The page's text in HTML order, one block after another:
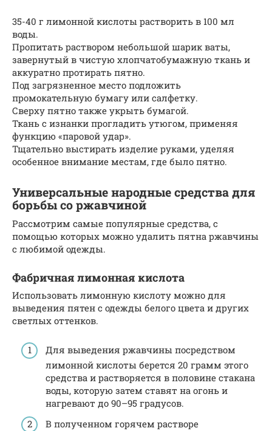
35-40 г лимонной кислоты растворить в 100 мл
воды.
Пропитать раствором небольшой шарик ваты,
завернутый в чистую хлопчатобумажную ткань и
аккуратно протирать пятно.
Под загрязненное место подложить
промокательную бумагу или салфетку.
Сверху пятно также укрыть бумагой.
Ткань с изнанки прогладить утюгом, применяя
функцию «паровой удар».
Тщательно выстирать изделие руками, уделяя
особенное внимание местам, где было пятно.
Универсальные народные средства для
борьбы со ржавчиной
Рассмотрим самые популярные средства, с
помощью которых можно удалить пятна ржавчины
с любимой одежды.
Фабричная лимонная кислота
Использовать лимонную кислоту можно для
выведения пятен с одежды белого цвета и других
светлых оттенков.
Для выведения ржавчины посредством
лимонной кислоты берется 20 грамм этого
средства и растворяется в половине стакана
воды, которую затем ставят на огонь и
нагревают до 90–95 градусов.
В полученном горячем растворе